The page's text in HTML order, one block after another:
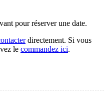
pour réserver une date.
directement. Si vous
le commandez ici.